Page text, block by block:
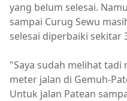
yang belum selesai.
sampai Curug Sewu
selesai diperbaiki sekitar
"Saya sudah melihat tadi
meter jalan di Gemuh-
Untuk jalan Patean